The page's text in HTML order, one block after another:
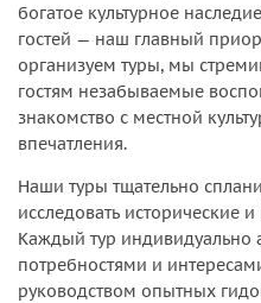
богатое культурное
гостей — наш главный
организуем туры, мы
гостям незабываемые
знакомство с местной
впечатления.
Наши туры тщательно
исследовать исторические
Каждый тур индивидуально
потребностями и
руководством опытных